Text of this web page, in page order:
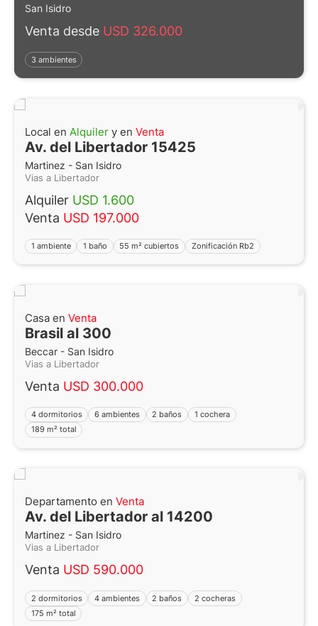
San Isidro
Venta desde USD 326.000
3 ambientes
Local en Alquiler y en Venta
Av. del Libertador 15425
Martinez - San Isidro
Vias a Libertador
Alquiler USD 1.600
Venta USD 197.000
1 ambiente 1 baño 55 m² cubiertos Zonificación Rb2
Casa en Venta
Brasil al 300
Beccar - San Isidro
Vias a Libertador
Venta USD 300.000
4 dormitorios 6 ambientes 2 baños
1 cochera
189 m² total
Departamento en Venta
Av. del Libertador al 14200
Martinez - San Isidro
Vias a Libertador
Venta USD 590.000
2 dormitorios 4 ambientes 2 baños
2 cocheras
175 m² total